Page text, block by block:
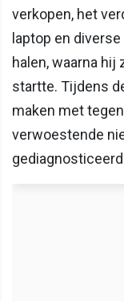
verkopen, het
laptop en
halen, waarna
startte. Tijdens
maken met
verwoestende